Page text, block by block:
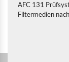
AFC 131
Filtermedien